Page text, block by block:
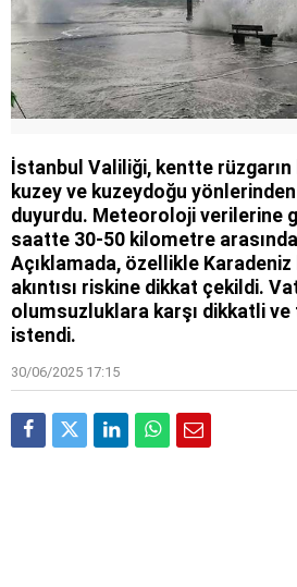
İstanbul Valiliği, kentte
kuzey ve kuzeydoğu
duyurdu. Meteoroloji verilerine
saatte 30-50 kilometre
Açıklamada, özellikle Karadeniz
akıntısı riskine dikkat çekildi.
olumsuzluklara karşı dikkatli ve
istendi.
30/06/2025 17:15